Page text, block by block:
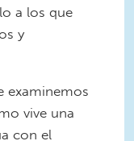
a los que
y
examinemos
vive una
con el